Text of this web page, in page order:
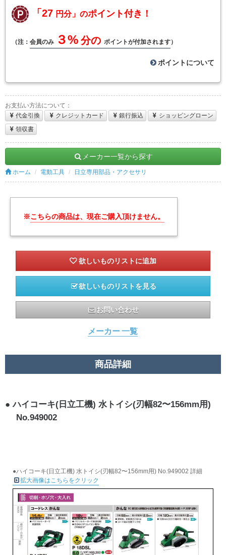
「27 円分」のポイント付き！
（注： 会員のみ ３% 分の ポイントが付加されます）
ポイントについて
お支払い方法について：
代金引換
クレジットカード 銀行振込
ショッピングローン
領収書
メーカー一覧から探す
ホーム 電動工具 日立専用部品・アクセサリ
※こちらの商品は、現在ご購入頂けません。
欲しいものリストを見る
お問い合わせ
メーカー 一覧
商品詳細
ハイコーキ(日立工機) 水トイシ(刃幅82〜156mm用)
No.949002
●ハイコーキ(日立工機) 水トイシ(刃幅82〜156mm用) No.949002 詳細
拡大画像はこちらをクリック